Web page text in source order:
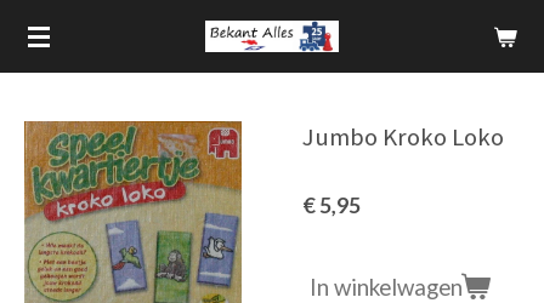
Ga
direct
hoofdinhoud
Jumbo Kroko Loko
€ 5,95
In winkelwagen